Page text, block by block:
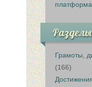
Разделы
Грамоты,
(166)